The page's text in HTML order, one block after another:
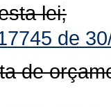
lei;
de
de